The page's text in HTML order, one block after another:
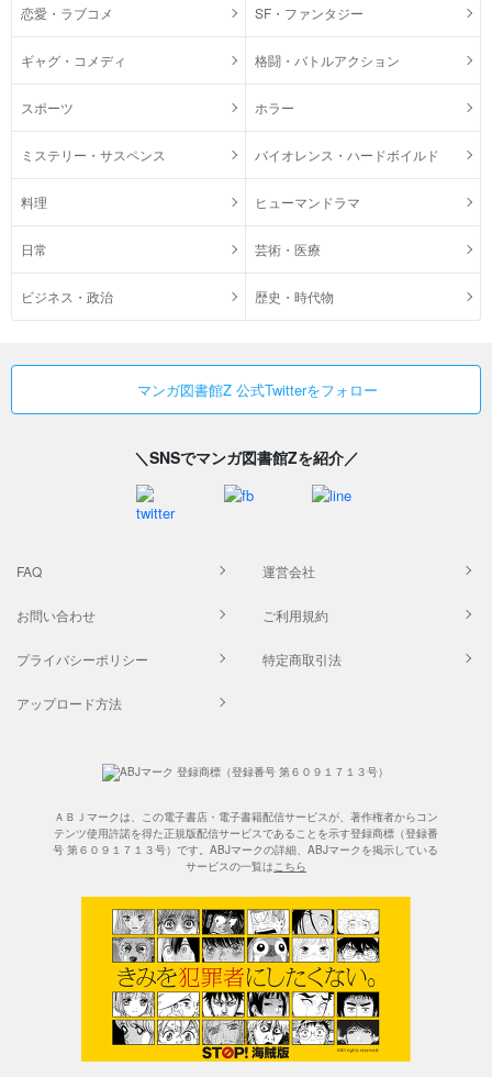
恋愛・ラブコメ SF・ファンタジー
ギャグ・コメディ 格闘・バトルアクション
スポーツ ホラー
ミステリー・サスペンス バイオレンス・ハードボイルド
料理 ヒューマンドラマ
日常 芸術・医療
ビジネス・政治 歴史・時代物
マンガ図書館Z 公式Twitterをフォロー
＼SNSでマンガ図書館Zを紹介／
FAQ 運営会社
お問い合わせ ご利用規約
プライバシーポリシー 特定商取引法
アップロード方法
ＡＢＪマークは、この電子書店・電子書籍配信サービスが、著作権者からコン
テンツ使用許諾を得た正規版配信サービスであることを示す登録商標（登録番
号 第６０９１７１３号）です。ABJマークの詳細、ABJマークを掲示している
サービスの一覧はこちら